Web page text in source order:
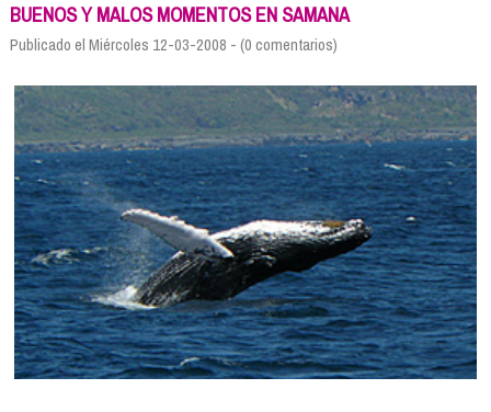
Info viajeros
BUENOS Y MALOS MOMENTOS EN SAMANA
Publicado el Miércoles 12-03-2008 - (0 comentarios)